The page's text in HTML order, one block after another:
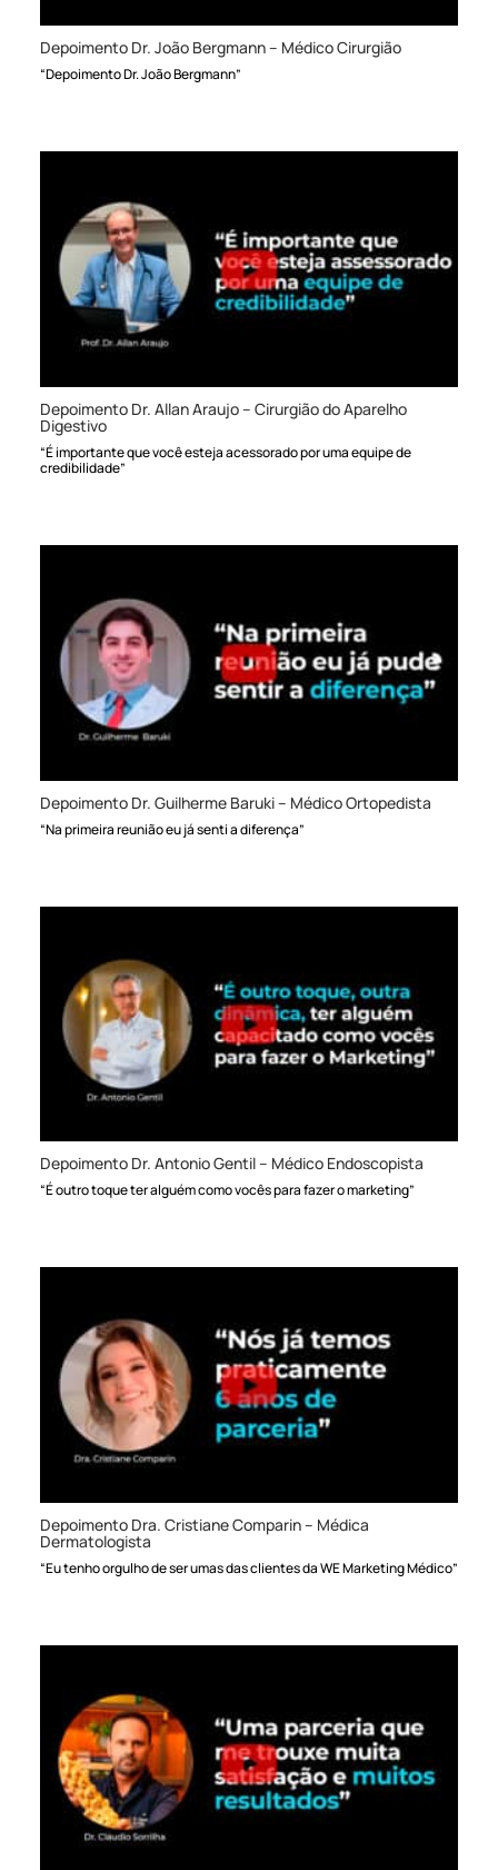
Depoimento Dr. João Bergmann – Médico Cirurgião
“Depoimento Dr. João Bergmann”
Depoimento Dr. Allan Araujo – Cirurgião do Aparelho
Digestivo
“É importante que você esteja acessorado por uma equipe de
credibilidade”
Depoimento Dr. Guilherme Baruki – Médico Ortopedista
“Na primeira reunião eu já senti a diferença”
Depoimento Dr. Antonio Gentil – Médico Endoscopista
“É outro toque ter alguém como vocês para fazer o marketing”
Depoimento Dra. Cristiane Comparin – Médica
Dermatologista
“Eu tenho orgulho de ser umas das clientes da WE Marketing Médico”